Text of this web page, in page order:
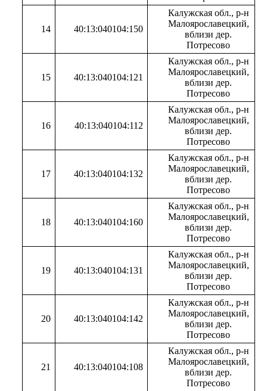
14 40:13:040104:150
Калужская обл., р-н
Малоярославецкий,
вблизи дер.
Потресово
15 40:13:040104:121
Калужская обл., р-н
Малоярославецкий,
вблизи дер.
Потресово
16 40:13:040104:112
Калужская обл., р-н
Малоярославецкий,
вблизи дер.
Потресово
17 40:13:040104:132
Калужская обл., р-н
Малоярославецкий,
вблизи дер.
Потресово
18 40:13:040104:160
Калужская обл., р-н
Малоярославецкий,
вблизи дер.
Потресово
19 40:13:040104:131
Калужская обл., р-н
Малоярославецкий,
вблизи дер.
Потресово
20 40:13:040104:142
Калужская обл., р-н
Малоярославецкий,
вблизи дер.
Потресово
21 40:13:040104:108
Калужская обл., р-н
Малоярославецкий,
вблизи дер.
Потресово